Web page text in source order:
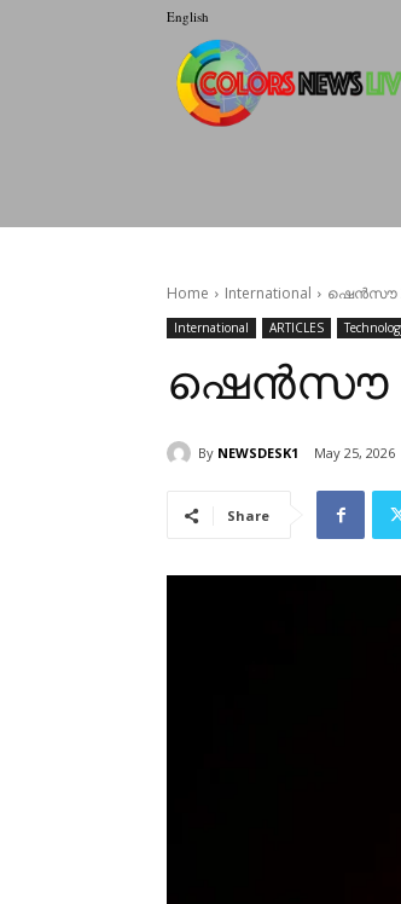
English
Home International ഷെൻസൗ
International ARTICLES
ഷെൻസൗ
By NEWSDESK1 May 25, 2026
Share